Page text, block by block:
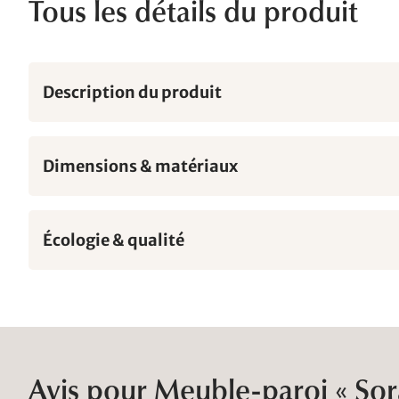
Tous les détails du produit
Description du produit
Dimensions & matériaux
Écologie & qualité